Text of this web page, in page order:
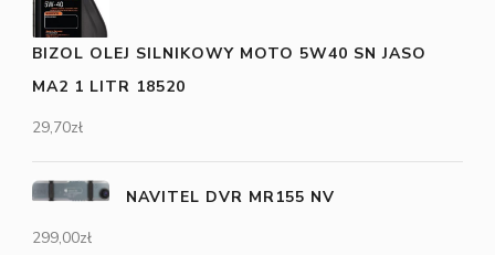
BIZOL OLEJ SILNIKOWY MOTO 5W40 SN JASO
MA2 1 LITR 18520
29,70zł
NAVITEL DVR MR155 NV
299,00zł